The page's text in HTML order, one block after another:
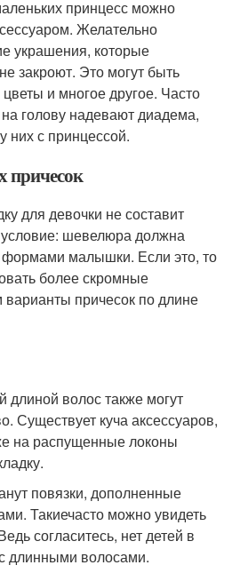
принцесс можно
Желательно
украшения, которые
закроют. Это могут быть
и многое другое. Часто
голову надевают диадема,
них с принцессой.
причесок
для девочки не составит
условие: шевелюра должна
формами малышки. Если это, то
более скромные
причесок по длине
волос также могут
Существует куча аксессуаров,
на распущенные локоны
повязки, дополненные
Такиечасто можно увидеть
согласитесь, нет детей в
длинными волосами.